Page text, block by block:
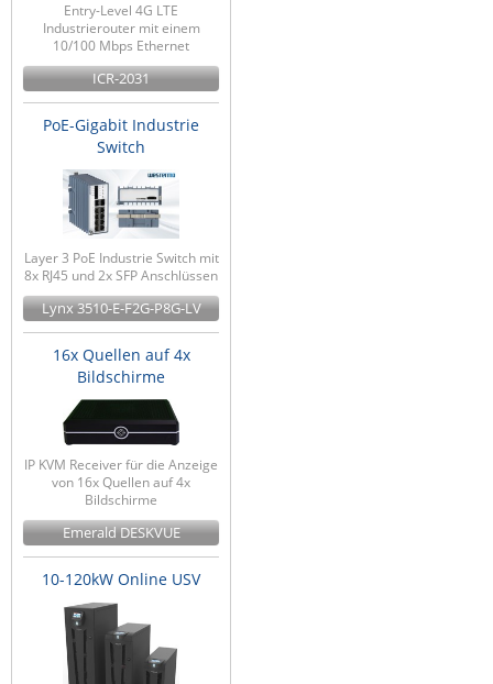
Entry-Level 4G LTE
Industrierouter mit einem
10/100 Mbps Ethernet
ICR-2031
PoE-Gigabit Industrie
Switch
Layer 3 PoE Industrie Switch mit
8x RJ45 und 2x SFP Anschlüssen
Lynx 3510-E-F2G-P8G-LV
16x Quellen auf 4x
Bildschirme
IP KVM Receiver für die Anzeige
von 16x Quellen auf 4x
Bildschirme
Emerald DESKVUE
10-120kW Online USV